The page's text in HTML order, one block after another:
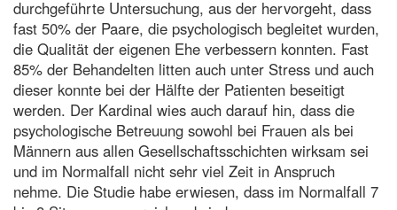
durchgeführte Untersuchung, aus der hervorgeht, dass
fast 50% der Paare, die psychologisch begleitet wurden,
die Qualität der eigenen Ehe verbessern konnten. Fast
85% der Behandelten litten auch unter Stress und auch
dieser konnte bei der Hälfte der Patienten beseitigt
werden. Der Kardinal wies auch darauf hin, dass die
psychologische Betreuung sowohl bei Frauen als bei
Männern aus allen Gesellschaftsschichten wirksam sei
und im Normalfall nicht sehr viel Zeit in Anspruch
nehme. Die Studie habe erwiesen, dass im Normalfall 7